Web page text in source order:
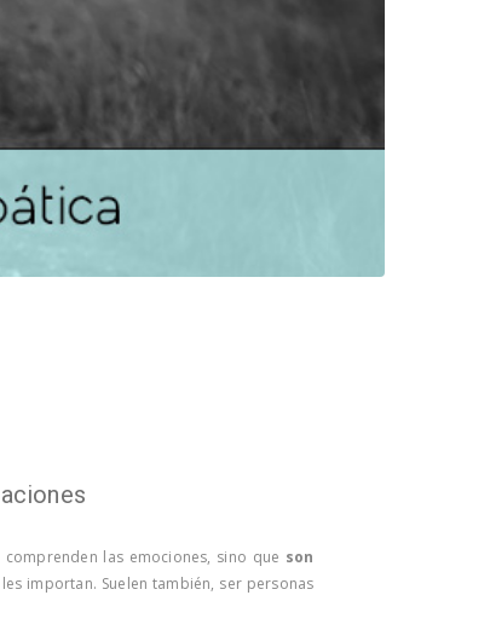
las emociones, sino que son
importan. Suelen también, ser personas